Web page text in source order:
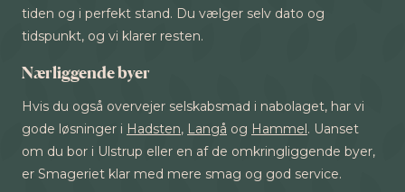
tiden og i perfekt stand. Du vælger selv dato og
tidspunkt, og vi klarer resten.
Nærliggende byer
Hvis du også overvejer selskabsmad i nabolaget, har vi
gode løsninger i Hadsten, Langå og Hammel. Uanset
om du bor i Ulstrup eller en af de omkringliggende byer,
er Smageriet klar med mere smag og god service.